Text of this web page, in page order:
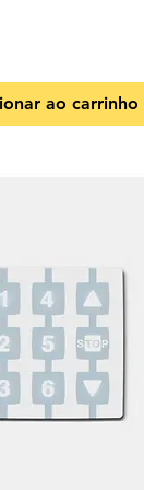
ao carrinho